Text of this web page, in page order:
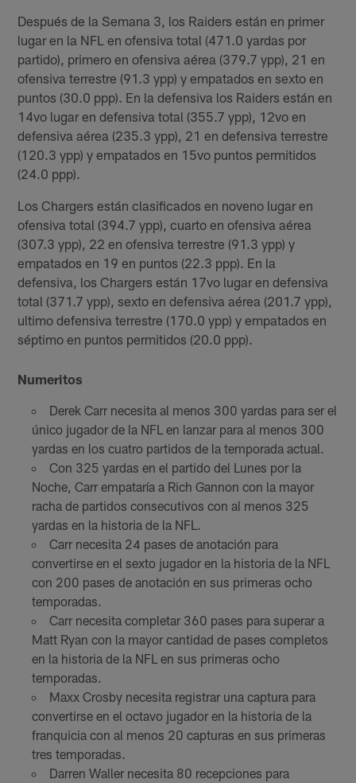
Después de la Semana 3, los Raiders están en primer
lugar en la NFL en ofensiva total (471.0 yardas por
partido), primero en ofensiva aérea (379.7 ypp), 21 en
ofensiva terrestre (91.3 ypp) y empatados en sexto en
puntos (30.0 ppp). En la defensiva los Raiders están en
14vo lugar en defensiva total (355.7 ypp), 12vo en
defensiva aérea (235.3 ypp), 21 en defensiva terrestre
(120.3 ypp) y empatados en 15vo puntos permitidos
(24.0 ppp).
Los Chargers están clasificados en noveno lugar en
ofensiva total (394.7 ypp), cuarto en ofensiva aérea
(307.3 ypp), 22 en ofensiva terrestre (91.3 ypp) y
empatados en 19 en puntos (22.3 ppp). En la
defensiva, los Chargers están 17vo lugar en defensiva
total (371.7 ypp), sexto en defensiva aérea (201.7 ypp),
ultimo defensiva terrestre (170.0 ypp) y empatados en
séptimo en puntos permitidos (20.0 ppp).
Numeritos
Derek Carr necesita al menos 300 yardas para ser el
único jugador de la NFL en lanzar para al menos 300
yardas en los cuatro partidos de la temporada actual.
Con 325 yardas en el partido del Lunes por la
Noche, Carr empataría a Rich Gannon con la mayor
racha de partidos consecutivos con al menos 325
yardas en la historia de la NFL.
Carr necesita 24 pases de anotación para
convertirse en el sexto jugador en la historia de la NFL
con 200 pases de anotación en sus primeras ocho
temporadas.
Carr necesita completar 360 pases para superar a
Matt Ryan con la mayor cantidad de pases completos
en la historia de la NFL en sus primeras ocho
temporadas.
Maxx Crosby necesita registrar una captura para
convertirse en el octavo jugador en la historia de la
franquicia con al menos 20 capturas en sus primeras
tres temporadas.
Darren Waller necesita 80 recepciones para